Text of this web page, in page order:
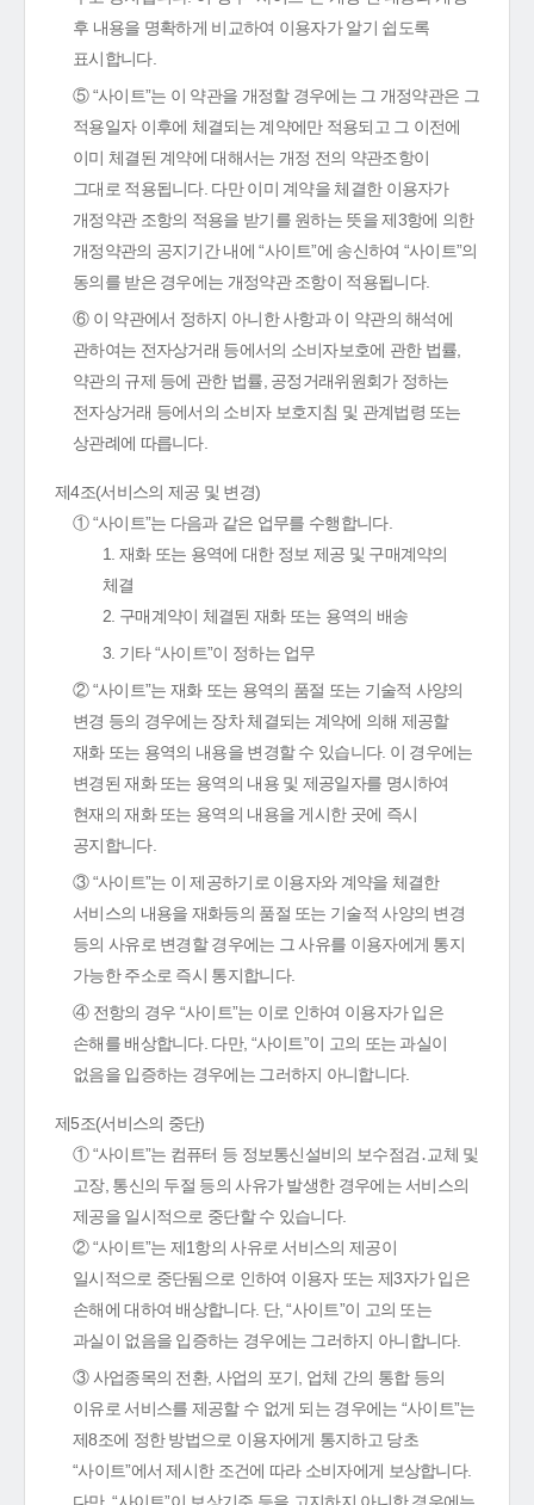
후 내용을 명확하게 비교하여 이용자가 알기 쉽도록
표시합니다.
⑤ “사이트”는 이 약관을 개정할 경우에는 그 개정약관은 그
적용일자 이후에 체결되는 계약에만 적용되고 그 이전에
이미 체결된 계약에 대해서는 개정 전의 약관조항이
그대로 적용됩니다. 다만 이미 계약을 체결한 이용자가
개정약관 조항의 적용을 받기를 원하는 뜻을 제3항에 의한
개정약관의 공지기간 내에 “사이트”에 송신하여 “사이트”의
동의를 받은 경우에는 개정약관 조항이 적용됩니다.
⑥ 이 약관에서 정하지 아니한 사항과 이 약관의 해석에
관하여는 전자상거래 등에서의 소비자보호에 관한 법률,
약관의 규제 등에 관한 법률, 공정거래위원회가 정하는
전자상거래 등에서의 소비자 보호지침 및 관계법령 또는
상관례에 따릅니다.
제4조(서비스의 제공 및 변경)
① “사이트”는 다음과 같은 업무를 수행합니다.
1. 재화 또는 용역에 대한 정보 제공 및 구매계약의
체결
2. 구매계약이 체결된 재화 또는 용역의 배송
3. 기타 “사이트”이 정하는 업무
② “사이트”는 재화 또는 용역의 품절 또는 기술적 사양의
변경 등의 경우에는 장차 체결되는 계약에 의해 제공할
재화 또는 용역의 내용을 변경할 수 있습니다. 이 경우에는
변경된 재화 또는 용역의 내용 및 제공일자를 명시하여
현재의 재화 또는 용역의 내용을 게시한 곳에 즉시
공지합니다.
③ “사이트”는 이 제공하기로 이용자와 계약을 체결한
서비스의 내용을 재화등의 품절 또는 기술적 사양의 변경
등의 사유로 변경할 경우에는 그 사유를 이용자에게 통지
가능한 주소로 즉시 통지합니다.
④ 전항의 경우 “사이트”는 이로 인하여 이용자가 입은
손해를 배상합니다. 다만, “사이트”이 고의 또는 과실이
없음을 입증하는 경우에는 그러하지 아니합니다.
제5조(서비스의 중단)
① “사이트”는 컴퓨터 등 정보통신설비의 보수점검․교체 및
고장, 통신의 두절 등의 사유가 발생한 경우에는 서비스의
제공을 일시적으로 중단할 수 있습니다.
② “사이트”는 제1항의 사유로 서비스의 제공이
일시적으로 중단됨으로 인하여 이용자 또는 제3자가 입은
손해에 대하여 배상합니다. 단, “사이트”이 고의 또는
과실이 없음을 입증하는 경우에는 그러하지 아니합니다.
③ 사업종목의 전환, 사업의 포기, 업체 간의 통합 등의
이유로 서비스를 제공할 수 없게 되는 경우에는 “사이트”는
제8조에 정한 방법으로 이용자에게 통지하고 당초
“사이트”에서 제시한 조건에 따라 소비자에게 보상합니다.